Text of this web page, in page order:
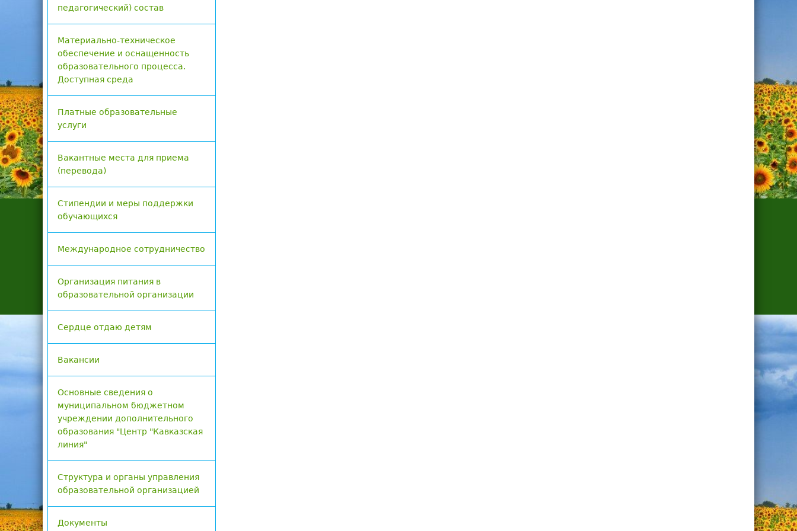
педагогический) состав
Материально-техническое
обеспечение и оснащенность
образовательного процесса.
Доступная среда
Платные образовательные
услуги
Вакантные места для приема
(перевода)
Стипендии и меры поддержки
обучающихся
Международное сотрудничество
Организация питания в
образовательной организации
Сердце отдаю детям
Вакансии
Основные сведения о
муниципальном бюджетном
учреждении дополнительного
образования "Центр "Кавказская
линия"
Структура и органы управления
образовательной организацией
Документы